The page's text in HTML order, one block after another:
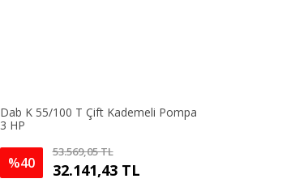
Dab K 55/100 T Çift Kademeli Pompa
3 HP
%40
53.569,05 TL
32.141,43 TL